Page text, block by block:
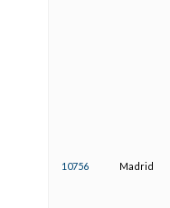
10756 Madrid